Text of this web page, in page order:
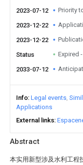
Abstract
本实用新型涉及水利工程
2023-07-12 Priority
2023-12-22
2023-12-22
Status Expired
2033-07-12
Info Legal events
Applications
External links